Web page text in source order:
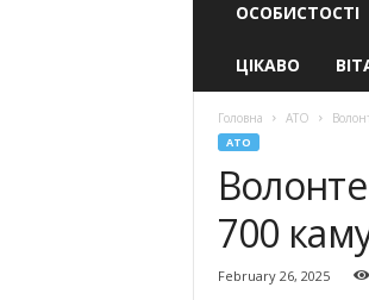
ОСОБИСТОСТІ
ЦІКАВО
Головна АТО
АТО
700
February 26, 2025